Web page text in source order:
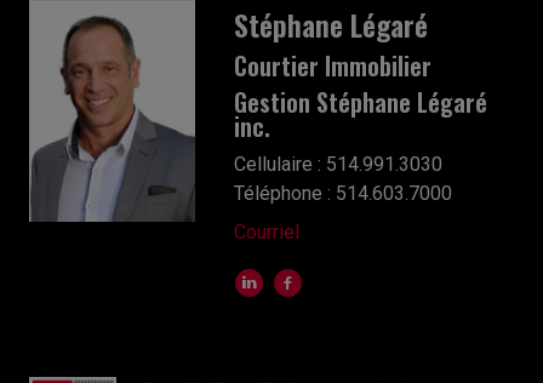
Stéphane Légaré
Courtier Immobilier
Gestion Stéphane Légaré
inc.
Cellulaire : 514.991.3030
Téléphone : 514.603.7000
Courriel